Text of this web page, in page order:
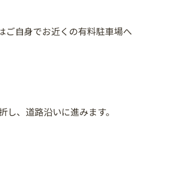
ご自身でお近くの有料駐車場へ
し、道路沿いに進みます。